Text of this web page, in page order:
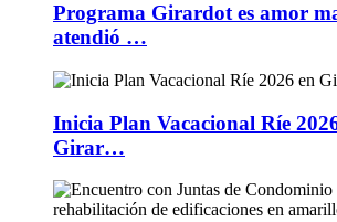
Programa Girardot es amor
atendió …
Inicia Plan Vacacional Ríe
Girar…